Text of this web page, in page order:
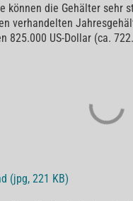
die Gehälter sehr
verhandelten
825.000 US-Dollar (ca.
(jpg, 221 KB)